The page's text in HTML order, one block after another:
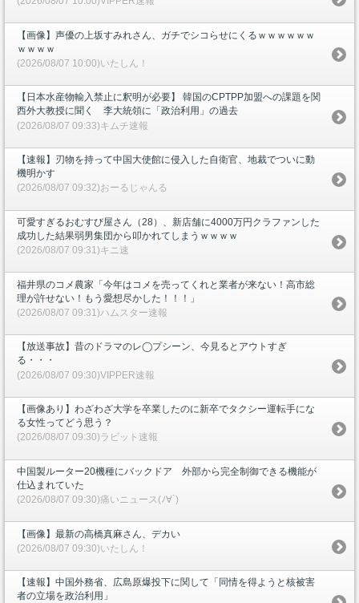
【画像】声優の上坂すみれさん、ガチでシコらせにくるｗｗｗｗｗｗ
ｗｗｗｗ
(2026/08/07 10:00)いたしん！
【日本水産物輸入禁止に釈明が必要】 韓国のCPTPP加盟への課題を関
西外大教授に聞く 李大統領に「政治利用」の過去
(2026/08/07 09:33)キムチ速報
【速報】刃物を持って中国大使館に侵入した自衛官、地裁でついに動
機明かす
(2026/08/07 09:32)おーるじゃんる
可愛すぎるおむすび屋さん（28）、新店舗に4000万円クラファンした
成功した結果弱男集団から叩かれてしまうｗｗｗｗ
(2026/08/07 09:31)キニ速
福井県のコメ農家「今年はコメを売ってくれと業者が来ない！高市総
理が許せない！もう愛想尽かした！！！」
(2026/08/07 09:31)ハムスター速報
【放送事故】昔のドラマのレ◯プシーン、今見るとアウトすぎ
る・・・
(2026/08/07 09:30)VIPPER速報
【画像あり】わざわざ大学を卒業したのに新卒でタクシー運転手にな
る女性ってどう思う？
(2026/08/07 09:30)ラビット速報
中国製ルーター20機種にバックドア 外部から完全制御できる機能が
仕込まれていた
(2026/08/07 09:30)痛いニュース(ﾉ∀`)
【画像】最新の高橋真麻さん、デカい
(2026/08/07 09:30)いたしん！
【速報】中国外務省、広島原爆投下に関して「同情を得ようと核被害
者の立場を政治利用」